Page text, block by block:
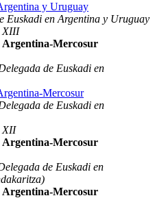
y Uruguay
Euskadi en Argentina y Uruguay
XIII
Argentina-Mercosur
de Euskadi en
Mercosur
de Euskadi en
XII
Argentina-Mercosur
de Euskadi en
Argentina-Mercosur